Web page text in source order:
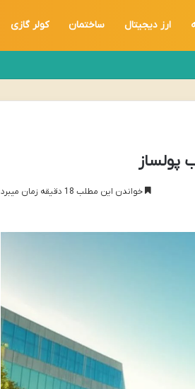
ارز دیجیتال ساختمان کولر گازی
پولساز
خواندن این مطلب 18 دقیقه زمان میبرد